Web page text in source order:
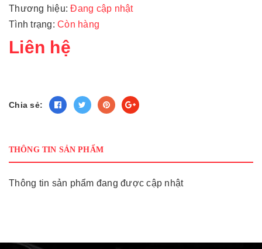
Thương hiệu: Đang cập nhật
Tình trạng: Còn hàng
Liên hệ
Chia sẻ:
THÔNG TIN SẢN PHẨM
Thông tin sản phẩm đang được cập nhật